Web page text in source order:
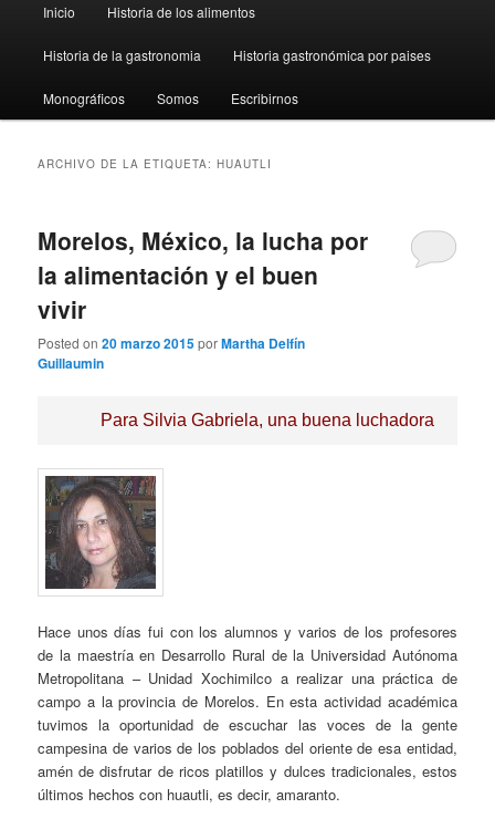
principal
Inicio Historia de los alimentos
Historia de la gastronomia Historia gastronómica por paises
Monográficos Somos Escribirnos
ARCHIVO DE LA ETIQUETA:HUAUTLI
Morelos, México, la lucha por
la alimentación y el buen
vivir
Posted on20 marzo 2015porMartha Delfín
Guillaumin
Para Silvia Gabriela, una buena luchadora
Hace unos días fui con los alumnos y varios de los profesores
de la maestría en Desarrollo Rural de la Universidad Autónoma
Metropolitana – Unidad Xochimilco a realizar una práctica de
campo a la provincia de Morelos. En esta actividad académica
tuvimos la oportunidad de escuchar las voces de la gente
campesina de varios de los poblados del oriente de esa entidad,
amén de disfrutar de ricos platillos y dulces tradicionales, estos
últimos hechos con huautli, es decir, amaranto.